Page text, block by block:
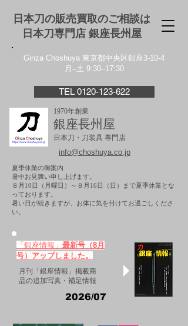
日本刀の販売買取のご相談は
日本刀専門店 銀座⻑州屋
Ginza Choshuya 東京都中央区銀座3-10-4
月–土 9:30–17:30
TEL 0120-123-622
1970年創業
銀座長州屋
日本刀・刀装具 専門店
info@choshuya.co.jp
夏季休業の御案内
暑中お見舞い申し上げます。
８月10日（月曜日）～８月16日（日）まで夏季休業とな
っております。
​暑い日が続きますが、お体に気を付けてお過ごしくださ
い。
「銀座情報」 最新号（8月
号）アップしました。
月刊「銀座情報」掲載商
品の追加写真・補足情報
2026/07